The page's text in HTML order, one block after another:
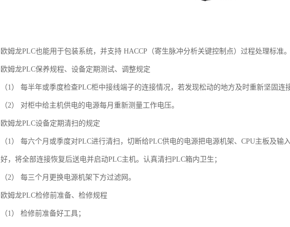
欧姆龙PLC也能用于包装系统，并支持 HACCP（寄生脉冲分析关键控制点）过程处理标准
欧姆龙PLC保养规程、设备定期测试、调整规定
（1） 每半年或季度检查PLC柜中接线端子的连接情况，若发现松动的地方及时重新坚固连
（2） 对柜中给主机供电的电源每月重新测量工作电压。
欧姆龙PLC设备定期清扫的规定
（1） 每六个月或季度对PLC进行清扫，切断给PLC供电的电源把电源机架、CPU主板及
好，将全部连接恢复后送电并启动PLC主机。认真清扫PLC箱内卫生；
（2） 每三个月更换电源机架下方过滤网。
欧姆龙PLC检修前准备、检修规程
（1） 检修前准备好工具；